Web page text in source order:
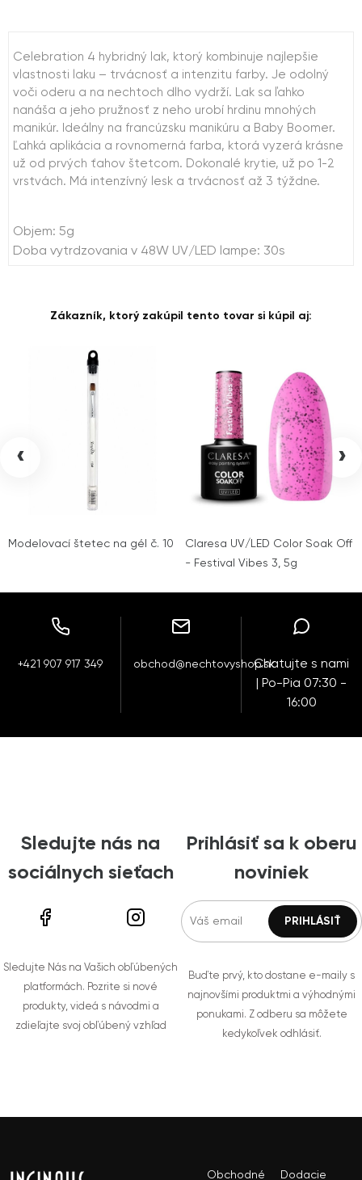
Celebration 4 hybridný lak, ktorý kombinuje najlepšie
vlastnosti laku – trvácnosť a intenzitu farby. Je odolný
voči oderu a na nechtoch dlho vydrží. Lak sa ľahko
nanáša a jeho pružnosť z neho urobí hrdinu mnohých
manikúr. Ideálny na francúzsku manikúru a Baby Boomer.
Ľahká aplikácia a rovnomerná farba, ktorá vyzerá krásne
už od prvých ťahov štetcom. Dokonalé krytie, už po 1-2
vrstvách. Má intenzívný lesk a trvácnosť až 3 týždne.
Objem: 5g
Doba vytrdzovania v 48W UV/LED lampe: 30s
Zákazník, ktorý zakúpil tento tovar si kúpil aj:
Modelovací štetec na gél č. 10
Claresa UV/LED Color Soak Off
- Festival Vibes 3, 5g
‹ ›
+421 907 917 349 obchod@nechtovyshop.skChatujte s nami
| Po-Pia 07:30 -
16:00
Sledujte nás na
sociálnych sieťach
Sledujte Nás na Vašich obľúbených
platformách. Pozrite si nové
produkty, videá s návodmi a
zdieľajte svoj obľúbený vzhľad
Prihlásiť sa k oberu
noviniek
Buďte prvý, kto dostane e-maily s
najnovšími produktmi a výhodnými
ponukami. Z odberu sa môžete
kedykoľvek odhlásiť.
Obchodné Dodacie